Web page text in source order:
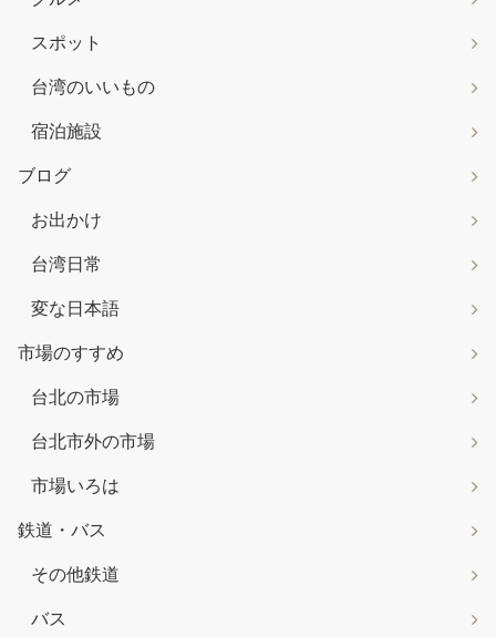
スポット
台湾のいいもの
宿泊施設
ブログ
お出かけ
台湾日常
変な日本語
市場のすすめ
台北の市場
台北市外の市場
市場いろは
鉄道・バス
その他鉄道
バス